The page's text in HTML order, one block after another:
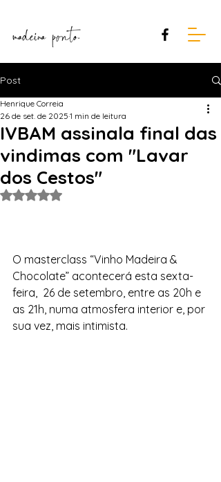
Post
IVBAM assinala final das
vindimas com "Lavar
dos Cestos"
Henrique Correia
26 de set. de 2025 1 min de leitura
Avaliado com NaN de 5 estrelas.
O masterclass “Vinho Madeira &
Chocolate” acontecerá esta sexta-
feira,  26 de setembro, entre as 20h e
as 21h, numa atmosfera interior e, por
sua vez, mais intimista.